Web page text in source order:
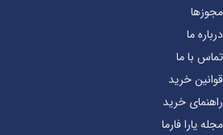
مجوزها
درباره ما
تماس با ما
قوانین خرید
راهنمای خرید
مجله یارا فارما